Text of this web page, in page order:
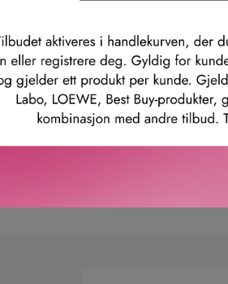
formen og sølvkork til de
66483